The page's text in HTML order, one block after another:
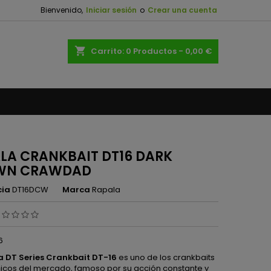
Bienvenido, Iniciar sesión o Crear una cuenta
shopping_cart Carrito: 0 Productos - 0,00 €
CRANKBAIT DT16 DARK
CRAWDAD
DT16DCW Marca Rapala
DT Series Crankbait DT-16 es uno de los crankbaits
del mercado, famoso por su acción constante y